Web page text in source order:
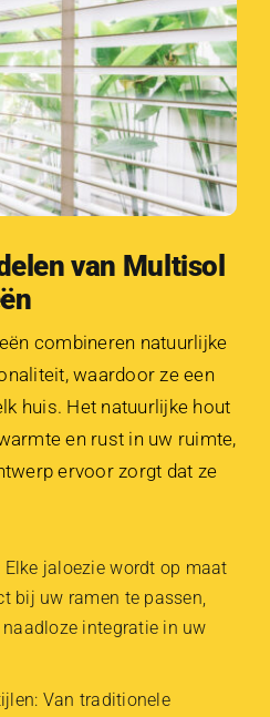
van Multisol
combineren natuurlijke
waardoor ze een
huis. Het natuurlijke hout
en rust in uw ruimte,
ervoor zorgt dat ze
Elke jaloezie wordt op maat
bij uw ramen te passen,
integratie in uw
Van traditionele